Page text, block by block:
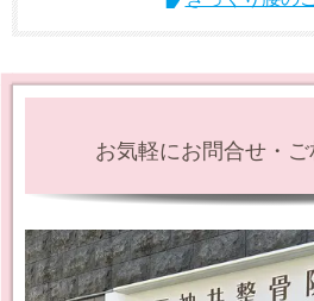
お気軽にお問合せ・